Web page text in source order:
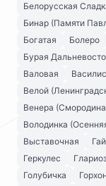
Белорусская
Бинар (Памяти
Богатая
Болеро
Бурая
Валовая
Велой
Венера
Володинка
Выставочная
Геркулес
Голубичка
Горхон